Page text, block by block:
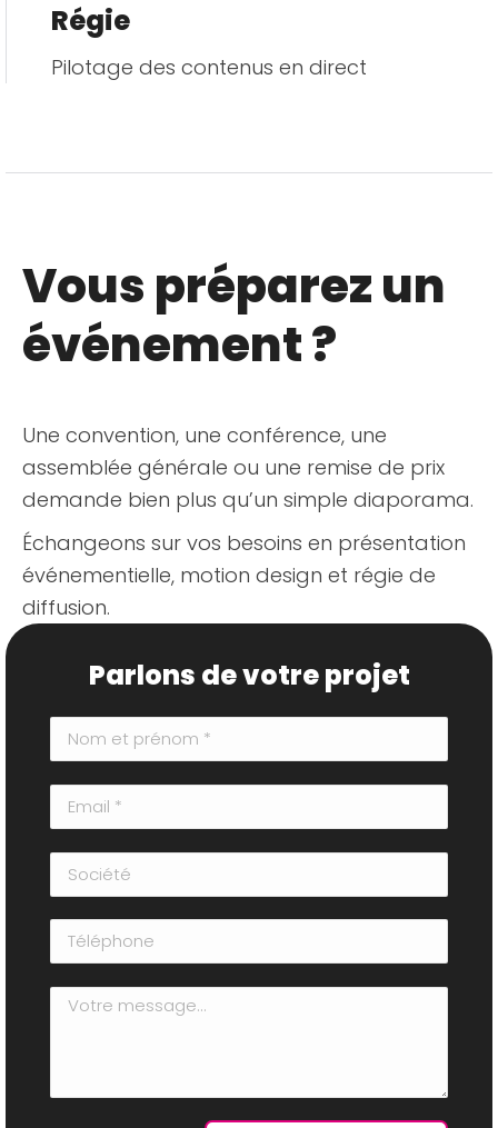
Régie
Pilotage des contenus en direct
Vous préparez un
événement ?
Une convention, une conférence, une
assemblée générale ou une remise de prix
demande bien plus qu’un simple diaporama.
Échangeons sur vos besoins en présentation
événementielle, motion design et régie de
diffusion.
Parlons de votre projet